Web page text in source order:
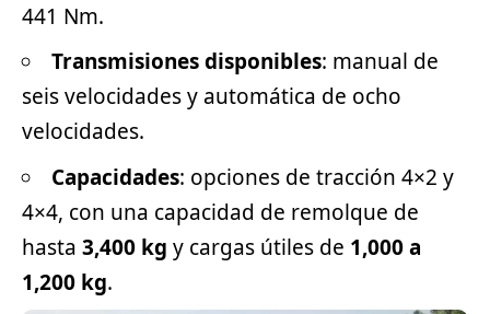
441 Nm.
Transmisiones disponibles: manual de
seis velocidades y automática de ocho
velocidades.
Capacidades: opciones de tracción 4×2 y
4×4, con una capacidad de remolque de
hasta 3,400 kg y cargas útiles de 1,000 a
1,200 kg.